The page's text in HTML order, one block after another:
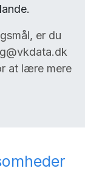
er du
at lære mere